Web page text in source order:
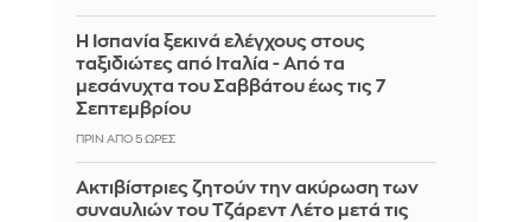
Η Ισπανία ξεκινά ελέγχους στους
ταξιδιώτες από Ιταλία - Από τα
μεσάνυχτα του Σαββάτου έως τις 7
Σεπτεμβρίου
ΠΡΙΝ ΑΠΌ 5 ΏΡΕΣ
Ακτιβίστριες ζητούν την ακύρωση των
συναυλιών του Τζάρεντ Λέτο μετά τις